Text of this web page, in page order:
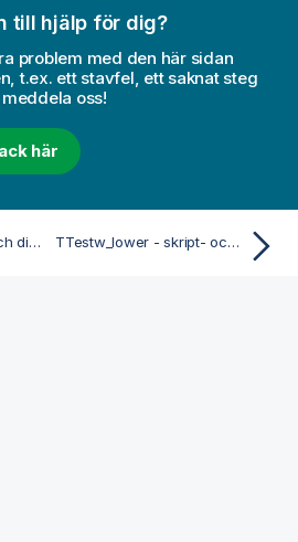
till hjälp för dig?
problem med den här sidan
t.ex. ett stavfel, ett saknat steg
oss!
här
TTestw_df - skript- och diagramfunktion TTestw_lower - skript- och diagramfunktion